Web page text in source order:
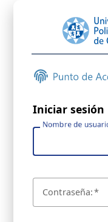
Iniciar sesión
Nombre de
Contraseña: